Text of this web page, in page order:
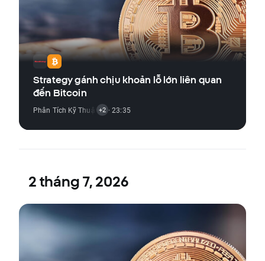
Strategy gánh chịu khoản lỗ lớn liên quan
đến Bitcoin
Phân Tích Kỹ Thuật,Tin Thị Trường Tiền Điện Tử
+2 · 23:35
2 tháng 7, 2026